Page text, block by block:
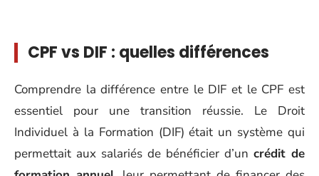
CPF vs DIF : quelles différences
Comprendre la différence entre le DIF et le CPF est
essentiel pour une transition réussie. Le Droit
Individuel à la Formation (DIF) était un système qui
permettait aux salariés de bénéficier d’un crédit de